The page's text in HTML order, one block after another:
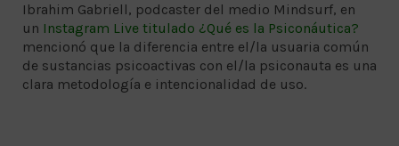
Ibrahim Gabriell, podcaster del medio Mindsurf, en
un Instagram Live titulado ¿Qué es la Psiconáutica?
mencionó que la diferencia entre el/la usuaria común
de sustancias psicoactivas con el/la psiconauta es una
clara metodología e intencionalidad de uso.